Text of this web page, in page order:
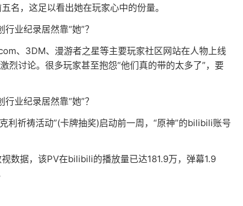
名，这足以看出她在玩家心中的份量。
、3DM、漫游者之星等主要玩家社区网站在人物上线
烈讨论。很多玩家甚至抱怨“他们真的带的太多了”，要
利祈祷活动”(卡牌抽奖)启动前一周，“原神”的bilibili账号
数据，该PV在bilibili的播放量已达181.9万，弹幕1.9